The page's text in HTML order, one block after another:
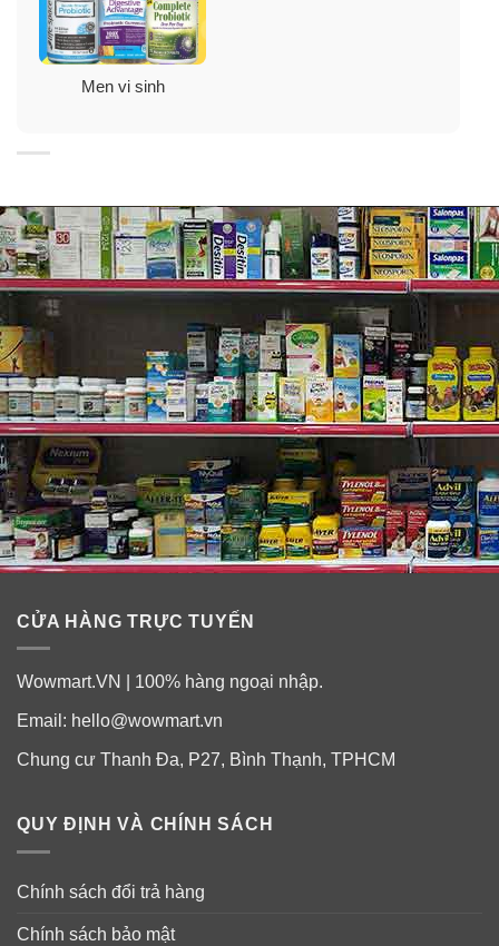
sung trong đường ruột để giúp cơ thể chuyển hóa
Cuộc sống ngày nay càng bận rộn, lối sống và chế độ
ăn uống có thể ảnh hưởng đến chức năng bình thường
của vi khuẩn đường ruột. Nature’s Bounty Cardio-
Health Probiotics chứa LRC ™ giúp các lợi khuẩn trong
ruột chuyển hoá choleterol trong thực phẩm ở mức ổn
định nhất.
Viên uống Nature’s Bounty Cardio-Health
Probiotics duy trì lượng Cholesterol có lợi
như thế nào?
Cardio-Health chứa LRC ™, một dòng probiotic được
phát triển khoa học để hỗ trợ sức khoẻ tim mạch. LRC
™ giúp sản sinh enzyme Bile Salt Hydrolase (BSH)
Men vi sinh
CỬA HÀNG TRỰC TUYẾN
Wowmart.VN | 100% hàng ngoại nhập.
Email: hello@wowmart.vn
Chung cư Thanh Đa, P27, Bình Thạnh, TPHCM
QUY ĐỊNH VÀ CHÍNH SÁCH
Chính sách đổi trả hàng
Chính sách bảo mật